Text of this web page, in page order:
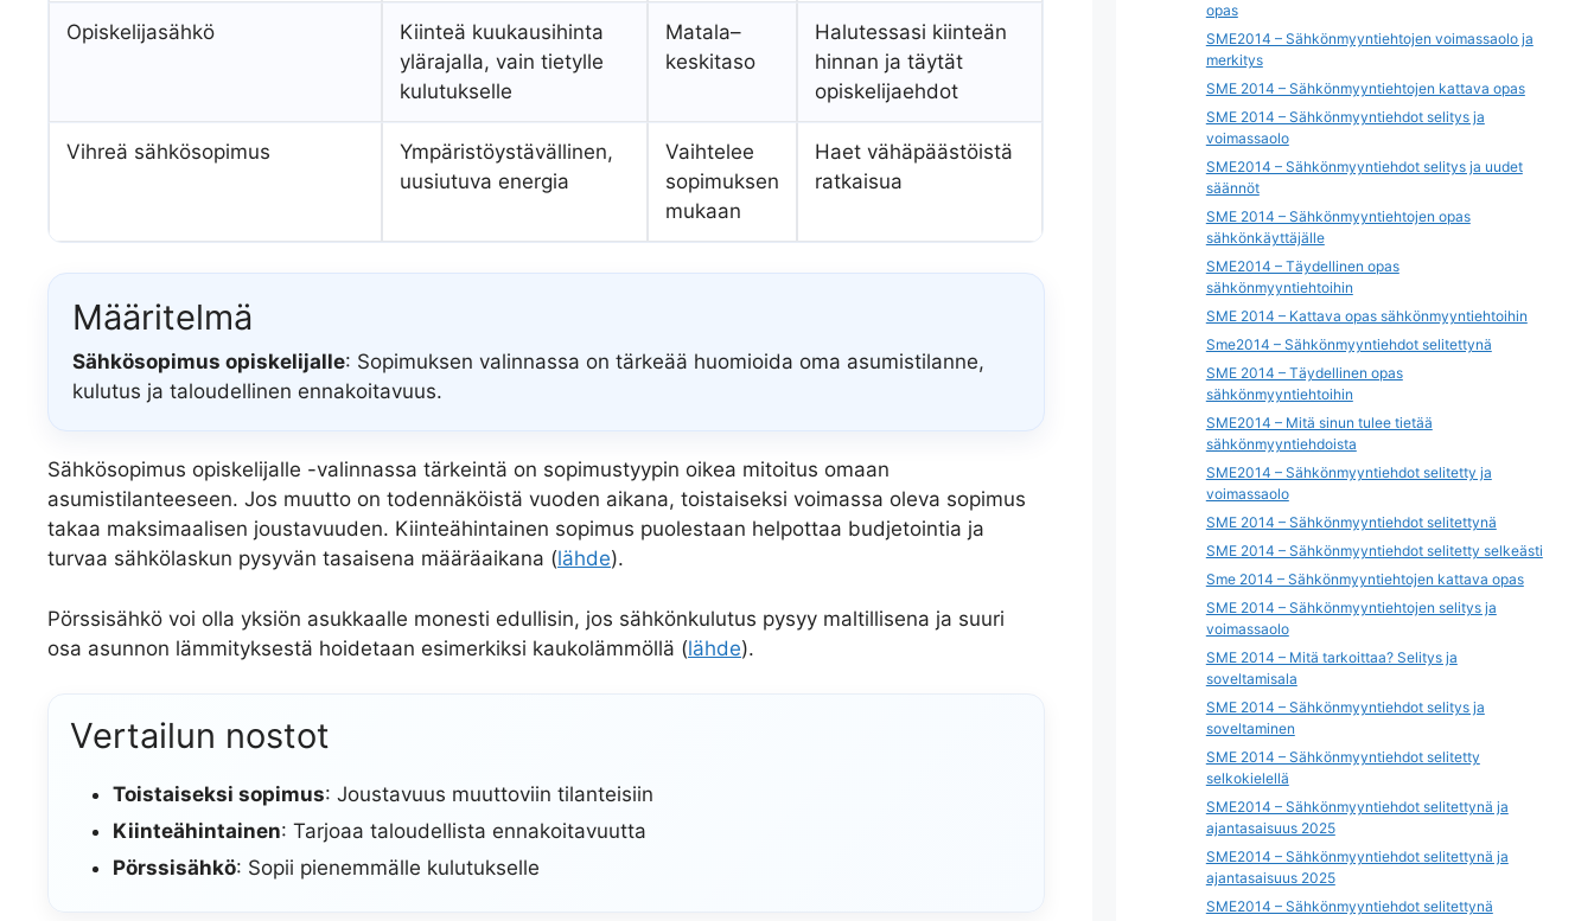
Opiskelijasähkö
Kiinteä kuukausihinta
ylärajalla, vain tietylle
kulutukselle
Matala–
keskitaso
Halutessasi kiinteän
hinnan ja täytät
opiskelijaehdot
Vihreä sähkösopimus
Ympäristöystävällinen,
uusiutuva energia
Vaihtelee
sopimuksen
mukaan
Haet vähäpäästöistä
ratkaisua
Määritelmä
Sähkösopimus opiskelijalle: Sopimuksen valinnassa on tärkeää huomioida oma asumistilanne,
kulutus ja taloudellinen ennakoitavuus.
Sähkösopimus opiskelijalle -valinnassa tärkeintä on sopimustyypin oikea mitoitus omaan
asumistilanteeseen. Jos muutto on todennäköistä vuoden aikana, toistaiseksi voimassa oleva sopimus
takaa maksimaalisen joustavuuden. Kiinteähintainen sopimus puolestaan helpottaa budjetointia ja
turvaa sähkölaskun pysyvän tasaisena määräaikana (lähde).
Pörssisähkö voi olla yksiön asukkaalle monesti edullisin, jos sähkönkulutus pysyy maltillisena ja suuri
osa asunnon lämmityksestä hoidetaan esimerkiksi kaukolämmöllä (lähde).
Vertailun nostot
Toistaiseksi sopimus: Joustavuus muuttoviin tilanteisiin
Kiinteähintainen: Tarjoaa taloudellista ennakoitavuutta
Pörssisähkö: Sopii pienemmälle kulutukselle
opas
SME2014 – Sähkönmyyntiehtojen voimassaolo ja
merkitys
SME 2014 – Sähkönmyyntiehtojen kattava opas
SME 2014 – Sähkönmyyntiehdot selitys ja
voimassaolo
SME2014 – Sähkönmyyntiehdot selitys ja uudet
säännöt
SME 2014 – Sähkönmyyntiehtojen opas
sähkönkäyttäjälle
SME2014 – Täydellinen opas
sähkönmyyntiehtoihin
SME 2014 – Kattava opas sähkönmyyntiehtoihin
Sme2014 – Sähkönmyyntiehdot selitettynä
SME 2014 – Täydellinen opas
sähkönmyyntiehtoihin
SME2014 – Mitä sinun tulee tietää
sähkönmyyntiehdoista
SME2014 – Sähkönmyyntiehdot selitetty ja
voimassaolo
SME 2014 – Sähkönmyyntiehdot selitettynä
SME 2014 – Sähkönmyyntiehdot selitetty selkeästi
Sme 2014 – Sähkönmyyntiehtojen kattava opas
SME 2014 – Sähkönmyyntiehtojen selitys ja
voimassaolo
SME 2014 – Mitä tarkoittaa? Selitys ja
soveltamisala
SME 2014 – Sähkönmyyntiehdot selitys ja
soveltaminen
SME 2014 – Sähkönmyyntiehdot selitetty
selkokielellä
SME2014 – Sähkönmyyntiehdot selitettynä ja
ajantasaisuus 2025
SME2014 – Sähkönmyyntiehdot selitettynä ja
ajantasaisuus 2025
SME2014 – Sähkönmyyntiehdot selitettynä